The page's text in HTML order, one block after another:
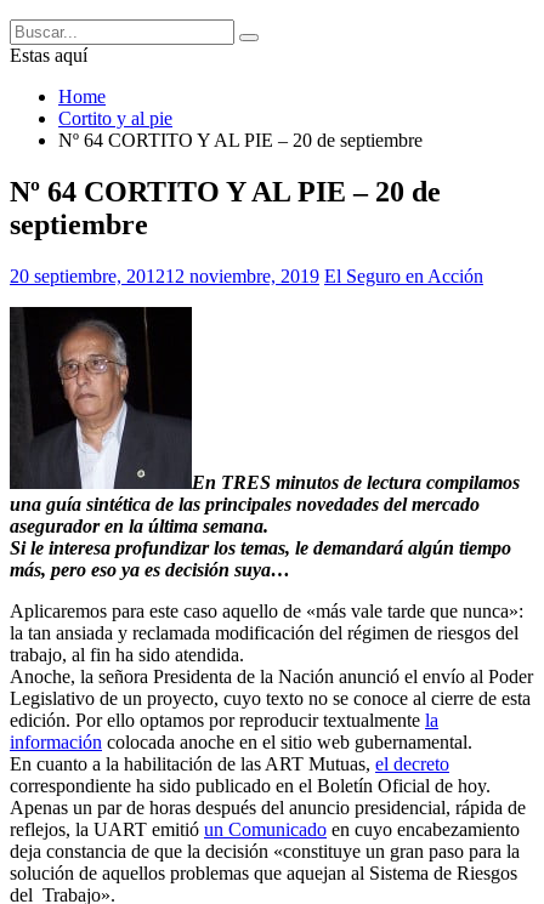
Estas aquí
Home
Cortito y al pie
Nº 64 CORTITO Y AL PIE – 20 de septiembre
Nº 64 CORTITO Y AL PIE – 20 de
septiembre
20 septiembre, 201212 noviembre, 2019 El Seguro en Acción
En TRES minutos de lectura compilamos
una guía sintética de las principales novedades del mercado
asegurador en la última semana.
Si le interesa profundizar los temas, le demandará algún tiempo
más, pero eso ya es decisión suya…
Aplicaremos para este caso aquello de «más vale tarde que nunca»:
la tan ansiada y reclamada modificación del régimen de riesgos del
trabajo, al fin ha sido atendida.
Anoche, la señora Presidenta de la Nación anunció el envío al Poder
Legislativo de un proyecto, cuyo texto no se conoce al cierre de esta
edición. Por ello optamos por reproducir textualmente la
información colocada anoche en el sitio web gubernamental.
En cuanto a la habilitación de las ART Mutuas, el decreto
correspondiente ha sido publicado en el Boletín Oficial de hoy.
Apenas un par de horas después del anuncio presidencial, rápida de
reflejos, la UART emitió un Comunicado en cuyo encabezamiento
deja constancia de que la decisión «constituye un gran paso para la
solución de aquellos problemas que aquejan al Sistema de Riesgos
del Trabajo».